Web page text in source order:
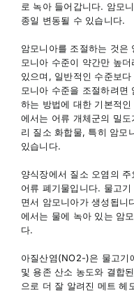
로 녹아 들어갑니다. 암모
종일 변동될 수 있습니다.
암모니아를 조절하는 것은
모니아 수준이 약간만 높
있으며, 일반적인 수준보
모니아 수준을 조절하려면
하는 방법에 대한 기본적
에서는 어류 개체군의 밀
리 질소 화합물, 특히 암모
있습니다.
양식장에서 질소 오염의
어류 폐기물입니다. 물고
면서 암모니아가 생성됩니
에서는 물에 녹아 있는 암
다.
아질산염(NO2-)은 물고기
및 용존 산소 농도와 결합
으로 더 잘 알려진 메트 헤